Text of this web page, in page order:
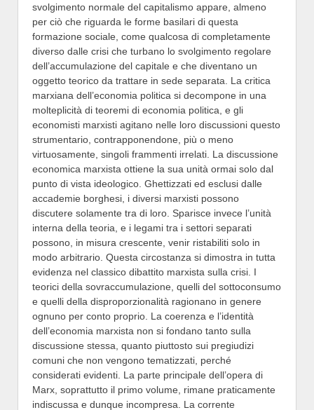
svolgimento normale del capitalismo appare, almeno
per ciò che riguarda le forme basilari di questa
formazione sociale, come qualcosa di completamente
diverso dalle crisi che turbano lo svolgimento regolare
dell’accumulazione del capitale e che diventano un
oggetto teorico da trattare in sede separata. La critica
marxiana dell’economia politica si decompone in una
molteplicità di teoremi di economia politica, e gli
economisti marxisti agitano nelle loro discussioni questo
strumentario, contrapponendone, più o meno
virtuosamente, singoli frammenti irrelati. La discussione
economica marxista ottiene la sua unità ormai solo dal
punto di vista ideologico. Ghettizzati ed esclusi dalle
accademie borghesi, i diversi marxisti possono
discutere solamente tra di loro. Sparisce invece l’unità
interna della teoria, e i legami tra i settori separati
possono, in misura crescente, venir ristabiliti solo in
modo arbitrario. Questa circostanza si dimostra in tutta
evidenza nel classico dibattito marxista sulla crisi. I
teorici della sovraccumulazione, quelli del sottoconsumo
e quelli della disproporzionalità ragionano in genere
ognuno per conto proprio. La coerenza e l’identità
dell’economia marxista non si fondano tanto sulla
discussione stessa, quanto piuttosto sui pregiudizi
comuni che non vengono tematizzati, perché
considerati evidenti. La parte principale dell’opera di
Marx, soprattutto il primo volume, rimane praticamente
indiscussa e dunque incompresa. La corrente